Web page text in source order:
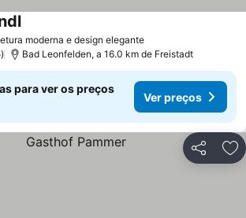
moderna e design elegante
Bad Leonfelden, a 16.0 km de Freistadt
para ver os preços
Ver preços
Partilhar